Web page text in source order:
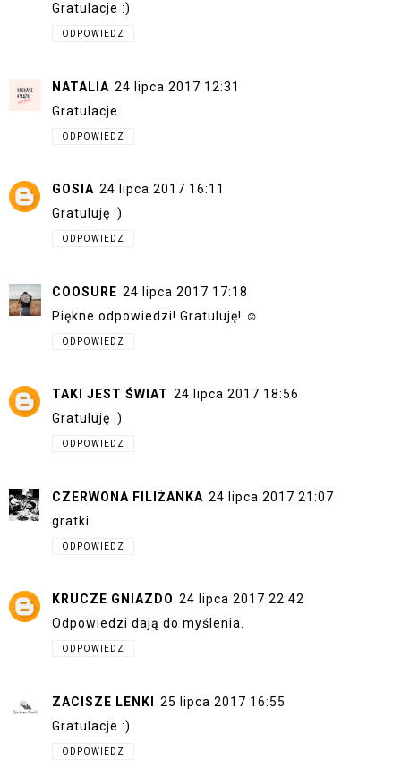
Gratulacje :)
ODPOWIEDZ
NATALIA 24 lipca 2017 12:31
Gratulacje
ODPOWIEDZ
GOSIA 24 lipca 2017 16:11
Gratuluję :)
ODPOWIEDZ
COOSURE 24 lipca 2017 17:18
Piękne odpowiedzi! Gratuluję! ☺
ODPOWIEDZ
TAKI JEST ŚWIAT 24 lipca 2017 18:56
Gratuluję :)
ODPOWIEDZ
CZERWONA FILIŻANKA 24 lipca 2017 21:07
gratki
ODPOWIEDZ
KRUCZE GNIAZDO 24 lipca 2017 22:42
Odpowiedzi dają do myślenia.
ODPOWIEDZ
ZACISZE LENKI 25 lipca 2017 16:55
Gratulacje.:)
ODPOWIEDZ